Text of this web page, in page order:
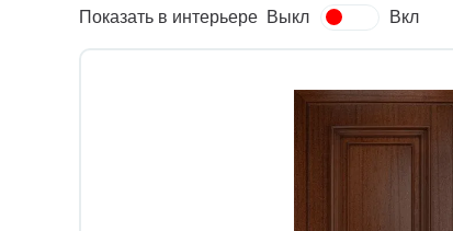
Показать в интерьере Выкл Вкл